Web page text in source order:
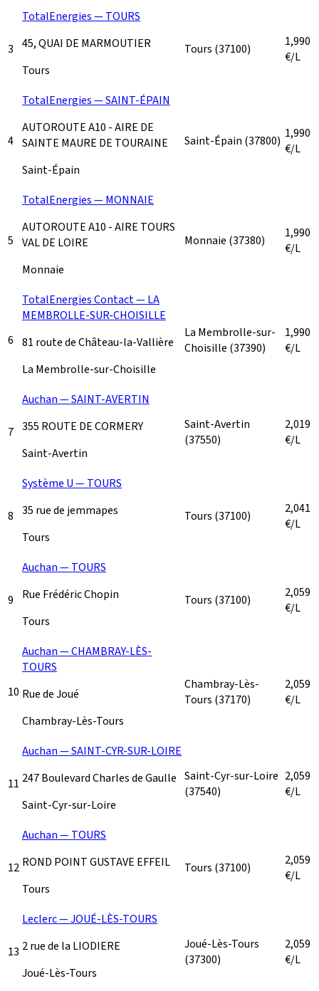
3
TotalEnergies — TOURS
45, QUAI DE MARMOUTIER
Tours
Tours (37100)
1,990
€/L
4
TotalEnergies — SAINT-ÉPAIN
AUTOROUTE A10 - AIRE DE
SAINTE MAURE DE TOURAINE
Saint-Épain
Saint-Épain (37800) 1,990
€/L
5
TotalEnergies — MONNAIE
AUTOROUTE A10 - AIRE TOURS
VAL DE LOIRE
Monnaie
Monnaie (37380)
1,990
€/L
6
TotalEnergies Contact — LA
MEMBROLLE-SUR-CHOISILLE
81 route de Château-la-Vallière
La Membrolle-sur-Choisille
La Membrolle-sur-
Choisille (37390)
1,990
€/L
7
Auchan — SAINT-AVERTIN
355 ROUTE DE CORMERY
Saint-Avertin
Saint-Avertin
(37550)
2,019
€/L
8
Système U — TOURS
35 rue de jemmapes
Tours
Tours (37100)
2,041
€/L
9
Auchan — TOURS
Rue Frédéric Chopin
Tours
Tours (37100)
2,059
€/L
10
Auchan — CHAMBRAY-LÈS-
TOURS
Rue de Joué
Chambray-Lès-Tours
Chambray-Lès-
Tours (37170)
2,059
€/L
11
Auchan — SAINT-CYR-SUR-LOIRE
247 Boulevard Charles de Gaulle
Saint-Cyr-sur-Loire
Saint-Cyr-sur-Loire
(37540)
2,059
€/L
12
Auchan — TOURS
ROND POINT GUSTAVE EFFEIL
Tours
Tours (37100)
2,059
€/L
13
Leclerc — JOUÉ-LÈS-TOURS
2 rue de la LIODIERE
Joué-Lès-Tours
Joué-Lès-Tours
(37300)
2,059
€/L